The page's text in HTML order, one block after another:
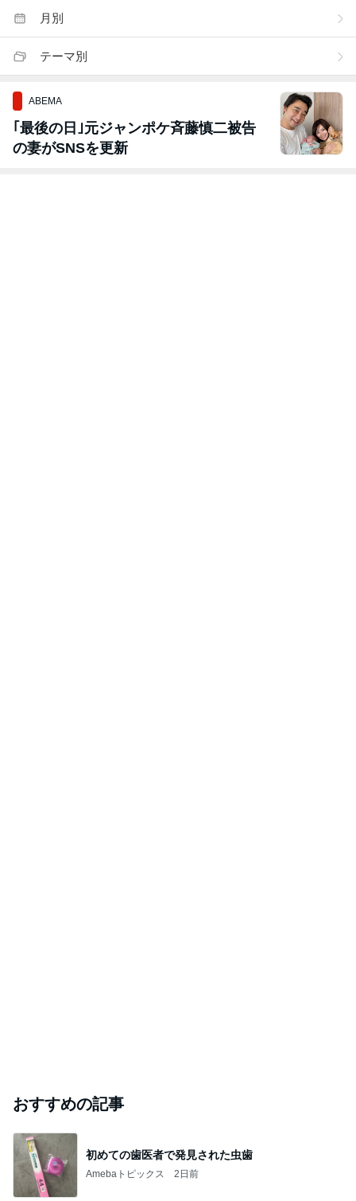
月別
テーマ別
ABEMA
｢最後の日｣元ジャンポケ斉藤慎二被告
の妻がSNSを更新
おすすめの記事
初めての歯医者で発見された虫歯
Amebaトピックス 2日前